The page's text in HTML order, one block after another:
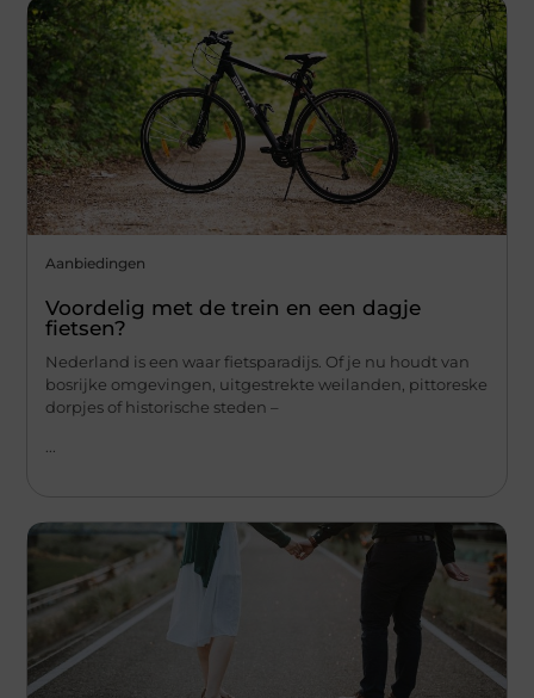
Aanbiedingen
Voordelig met de trein en een dagje
fietsen?
Nederland is een waar fietsparadijs. Of je nu houdt van
bosrijke omgevingen, uitgestrekte weilanden, pittoreske
dorpjes of historische steden –